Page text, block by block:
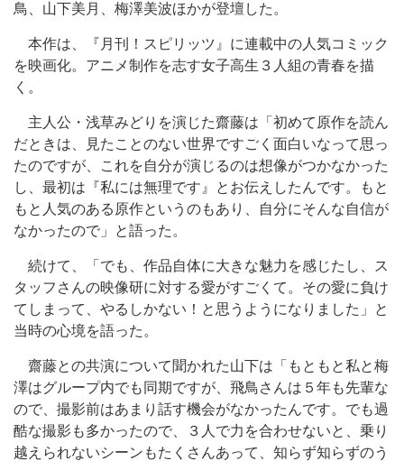
鳥、山下美月、梅澤美波ほかが登壇した。
本作は、『月刊！スピリッツ』に連載中の人気コミック
を映画化。アニメ制作を志す女子高生３人組の青春を描
く。
主人公・浅草みどりを演じた齋藤は「初めて原作を読ん
だときは、見たことのない世界ですごく面白いなって思っ
たのですが、これを自分が演じるのは想像がつかなかった
し、最初は『私には無理です』とお伝えしたんです。もと
もと人気のある原作というのもあり、自分にそんな自信が
なかったので」と語った。
続けて、「でも、作品自体に大きな魅力を感じたし、ス
タッフさんの映像研に対する愛がすごくて。その愛に負け
てしまって、やるしかない！と思うようになりました」と
当時の心境を語った。
齋藤との共演について聞かれた山下は「もともと私と梅
澤はグループ内でも同期ですが、飛鳥さんは５年も先輩な
ので、撮影前はあまり話す機会がなかったんです。でも過
酷な撮影も多かったので、３人で力を合わせないと、乗り
越えられないシーンもたくさんあって、知らず知らずのう